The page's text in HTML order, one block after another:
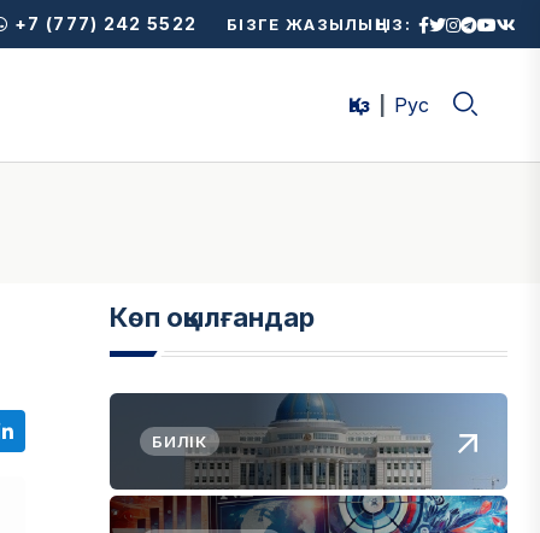
+7 (777) 242 5522 БІЗГЕ ЖАЗЫЛЫҢЫЗ:
Қаз Рус
Көп оқылғандар
БИЛІК